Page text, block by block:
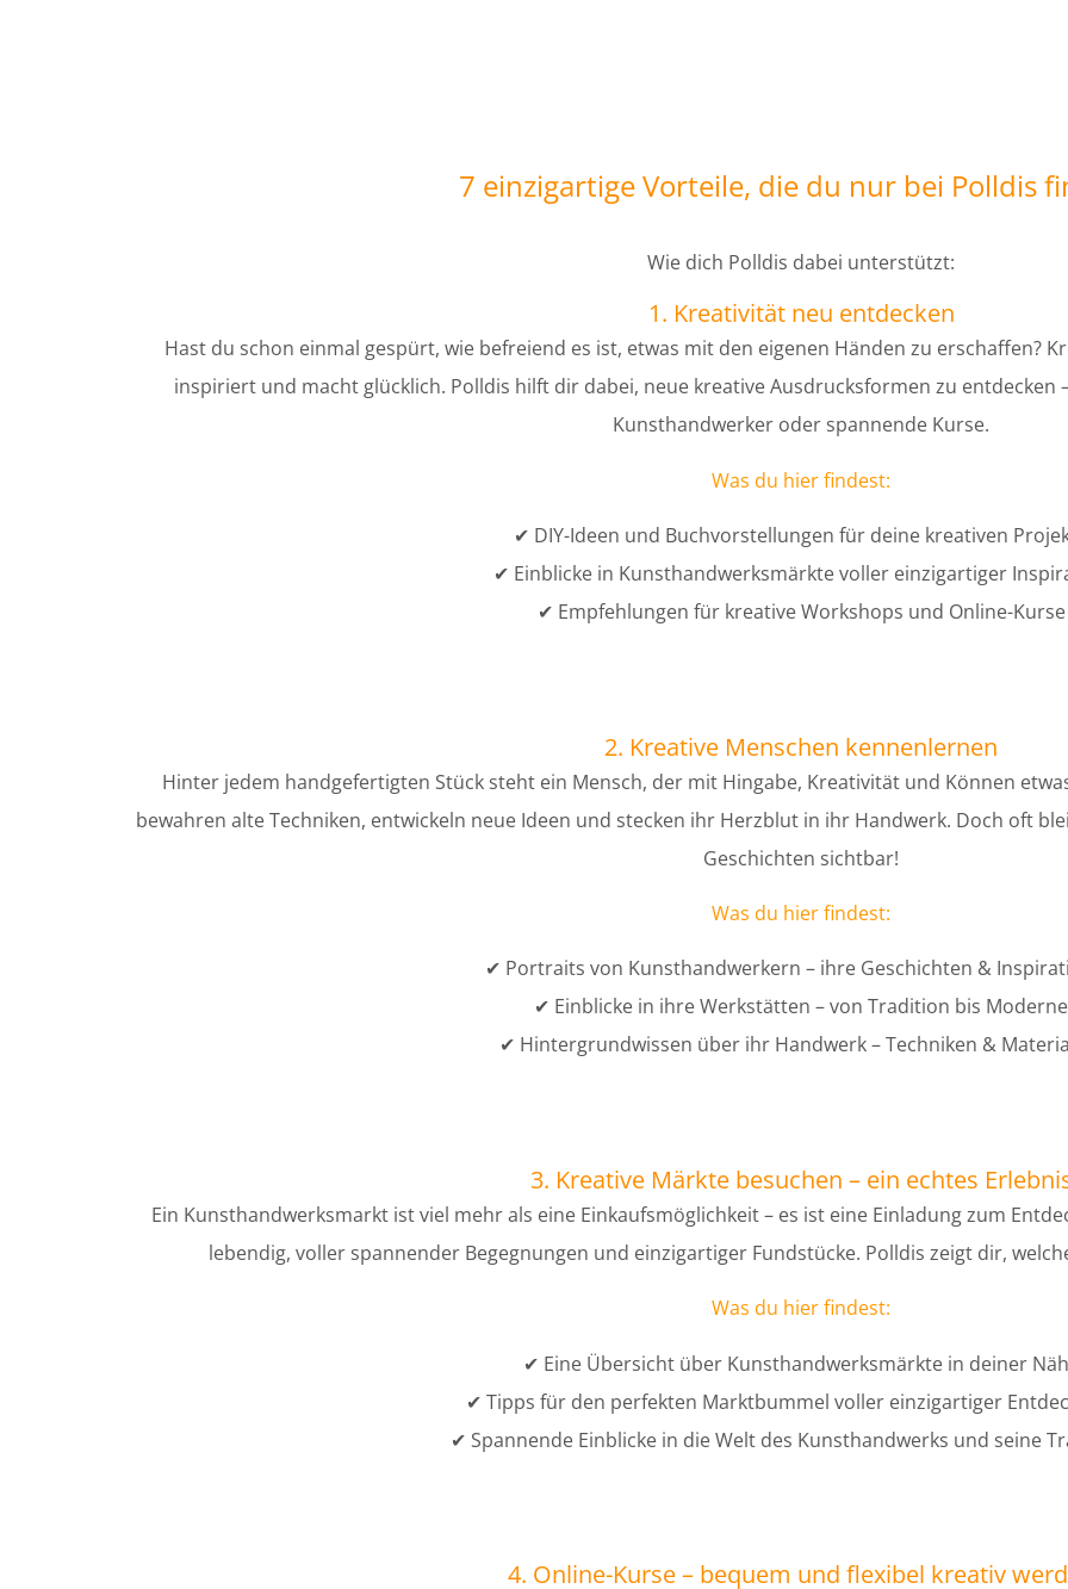
7 einzigartige Vorteile, die du nur bei Polldis
Wie dich Polldis dabei unterstützt:
1. Kreativität neu entdecken
Hast du schon einmal gespürt, wie befreiend es ist, etwas mit den eigenen Händen zu erschaffen?
inspiriert und macht glücklich. Polldis hilft dir dabei, neue kreative Ausdrucksformen zu entdecken
Kunsthandwerker oder spannende Kurse.
Was du hier findest:
✔ DIY-Ideen und Buchvorstellungen für deine kreativen
✔ Einblicke in Kunsthandwerksmärkte voller einzigartiger
✔ Empfehlungen für kreative Workshops und Online-Kurse
2. Kreative Menschen kennenlernen
Hinter jedem handgefertigten Stück steht ein Mensch, der mit Hingabe, Kreativität und Können
bewahren alte Techniken, entwickeln neue Ideen und stecken ihr Herzblut in ihr Handwerk. Doch oft
Geschichten sichtbar!
Was du hier findest:
✔ Portraits von Kunsthandwerkern – ihre Geschichten &
✔ Einblicke in ihre Werkstätten – von Tradition bis Moderne
✔ Hintergrundwissen über ihr Handwerk – Techniken &
3. Kreative Märkte besuchen – ein echtes
Ein Kunsthandwerksmarkt ist viel mehr als eine Einkaufsmöglichkeit – es ist eine Einladung zum
lebendig, voller spannender Begegnungen und einzigartiger Fundstücke. Polldis zeigt dir,
Was du hier findest:
✔ Eine Übersicht über Kunsthandwerksmärkte in deiner
✔ Tipps für den perfekten Marktbummel voller einzigartiger
✔ Spannende Einblicke in die Welt des Kunsthandwerks und seine
4. Online-Kurse – bequem und flexibel kreativ